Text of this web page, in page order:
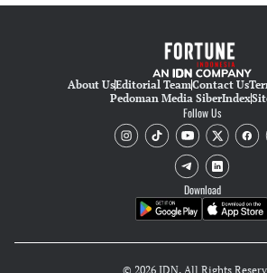
About UsEditorial TeamContact Us
Pedoman Media SiberIndex
Follow Us
Download
© 2026 IDN. All Rights